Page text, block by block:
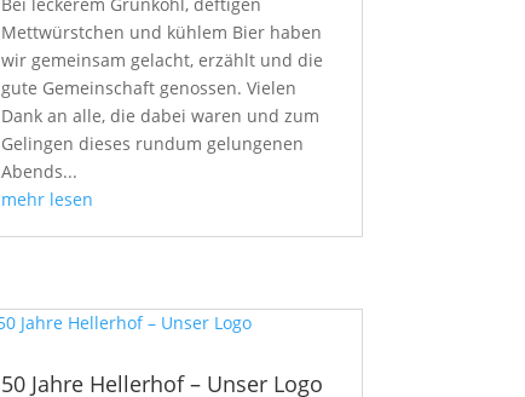
Mettwürstchen und kühlem Bier haben
wir gemeinsam gelacht, erzählt und die
gute Gemeinschaft genossen. Vielen
Dank an alle, die dabei waren und zum
Gelingen dieses rundum gelungenen
Abends...
mehr lesen
50 Jahre Hellerhof – Unser Logo